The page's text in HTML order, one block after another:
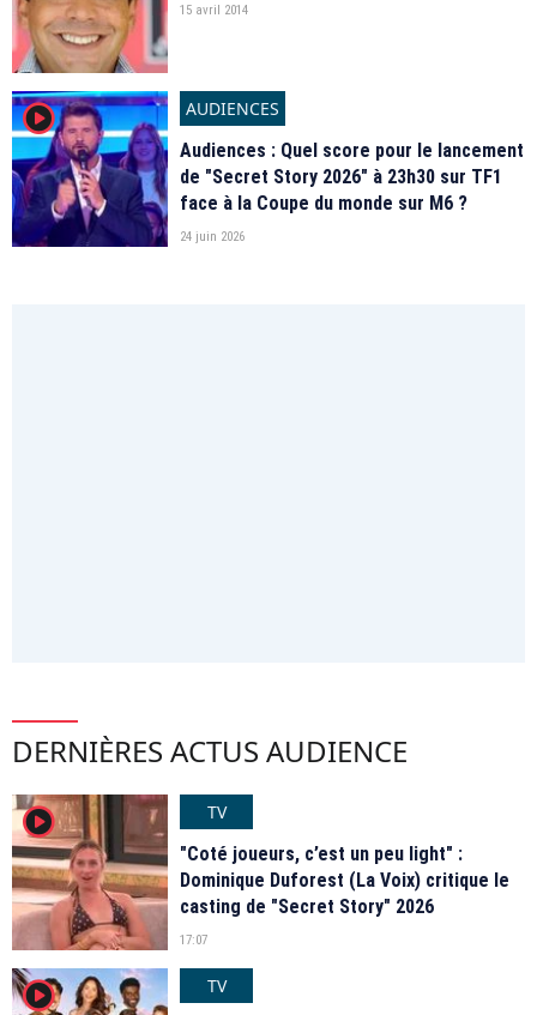
15 avril 2014
player2
AUDIENCES
Audiences : Quel score pour le lancement
de "Secret Story 2026" à 23h30 sur TF1
face à la Coupe du monde sur M6 ?
24 juin 2026
DERNIÈRES ACTUS AUDIENCE
player2
TV
"Coté joueurs, c’est un peu light" :
Dominique Duforest (La Voix) critique le
casting de "Secret Story" 2026
17:07
player2 TV